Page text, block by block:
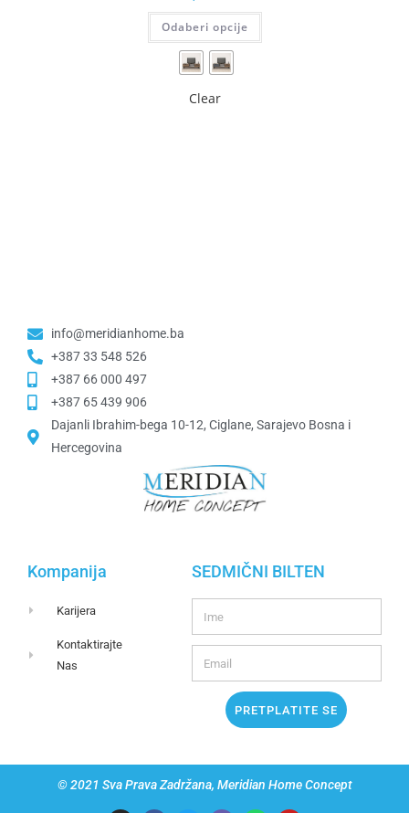
Odaberi opcije
Clear
info@meridianhome.ba
+387 33 548 526
+387 66 000 497
+387 65 439 906
Dajanli Ibrahim-bega 10-12, Ciglane, Sarajevo Bosna i
Hercegovina​
Kompanija
Karijera
Kontaktirajte
Nas
SEDMIČNI BILTEN
PRETPLATITE SE
© 2021 Sva Prava Zadržana, Meridian Home Concept